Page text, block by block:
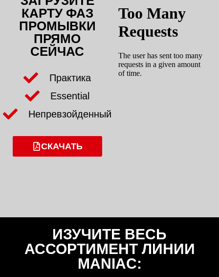
КАРТУ ФАЗ
ПРОМЫВКИ
ПРЯМО
СЕЙЧАС
Практика
Essential
Непревзойденный
СКАЧАТЬ
ИЗУЧИТЕ ВЕСЬ
АССОРТИМЕНТ ЛИНИИ
MANIAC: